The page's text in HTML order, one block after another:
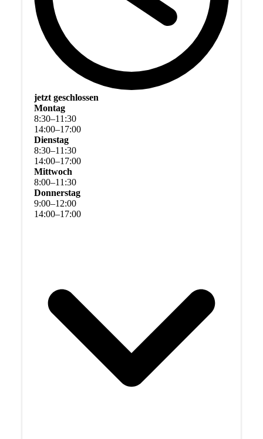
jetzt geschlossen
Montag
8:30–11 :30
14:00–17:00
Dienstag
8:30–11 :30
14:00–17:00
Mittwoch
8:00–11 :30
Donnerstag
9:00–12:00
14:00–17:00